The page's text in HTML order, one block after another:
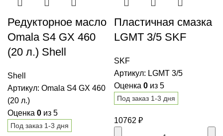
Редукторное масло
Omala S4 GX 460
(20 л.) Shell
Shell
Артикул: Omala S4 GX 460
(20 л.)
Оценка 0 из 5
Под заказ 1-3 дня
Пластичная смазка
LGMT 3/5 SKF
SKF
Артикул: LGMT 3/5
Оценка 0 из 5
Под заказ 1-3 дня
10762 ₽